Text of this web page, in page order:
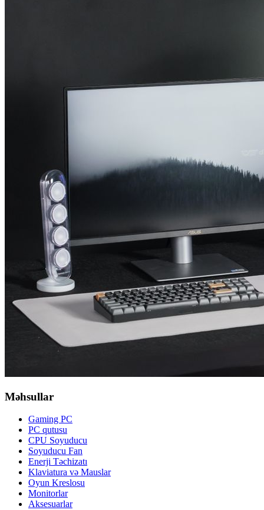
Məhsullar
Gaming PC
PC qutusu
CPU Soyuducu
Soyuducu Fan
Enerji Təchizatı
Klaviatura və Mauslar
Oyun Kreslosu
Monitorlar
Aksesuarlar